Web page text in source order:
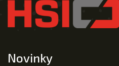
Novinky